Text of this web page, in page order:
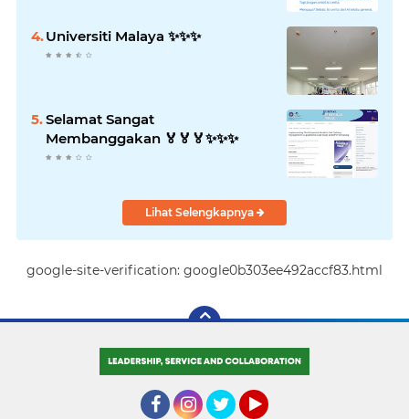
Universiti Malaya ✨️✨️✨️
Selamat Sangat
Membanggakan 🏅🏅🏅✨️✨️✨️
Lihat Selengkapnya
google-site-verification: google0b303ee492accf83.html